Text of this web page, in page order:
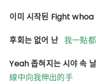
이미 시작된 Fight whoa
후회는 없어 난我一點
Yeah 좁혀지는 시야 속
線中向我伸出的手